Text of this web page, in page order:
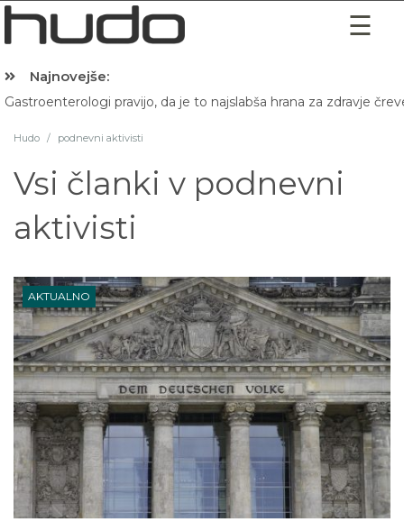
Najnovejše:
Gastroenterologi pravijo, da je to najslabša hrana za zdravje
Hudo / podnevni aktivisti
Vsi članki v podnevni
aktivisti
AKTUALNO